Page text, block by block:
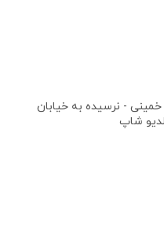
خمینی - نرسیده به خیابان
شاپ